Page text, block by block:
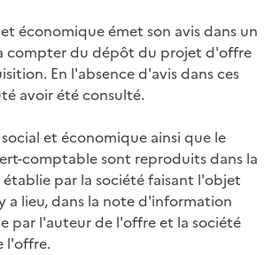
économique émet son avis dans un
compter du dépôt du projet d'offre
En l'absence d'avis dans ces
avoir été consulté.
et économique ainsi que le
comptable sont reproduits dans la
par la société faisant l'objet
a lieu, dans la note d'information
par l'auteur de l'offre et la société
l'offre.